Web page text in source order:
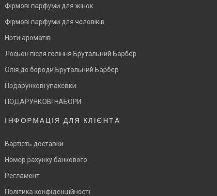
Фірмові парфуми для жінок
Фірмові парфуми для чоловіків
Ноти ароматів
Лосьон після гоління Брутальний Барбер
Олія до бороди Брутальний Барбер
Подарункові упаковки
ПОДАРУНКОВІ НАБОРИ
ІНФОРМАЦІЯ ДЛЯ КЛІЄНТА
Вартість доставки
Номер рахунку банкового
Регламент
Політика конфіденційності